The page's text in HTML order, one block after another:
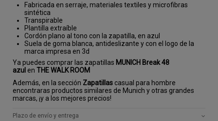
Fabricada en serraje, materiales textiles y microfibras
sintética
Transpirable
Plantilla extraíble
Cordón plano al tono con la zapatilla, en azul
Suela de goma blanca, antideslizante y con el logo de la
marca impresa en 3d
Ya puedes comprar las zapatillas MUNICH Break 48
azul en THE WALK ROOM
Además, en la sección Zapatillas casual para hombre
encontraras productos similares de Munich y otras grandes
marcas, ¡y a los mejores precios!
Plazo de envío y entrega